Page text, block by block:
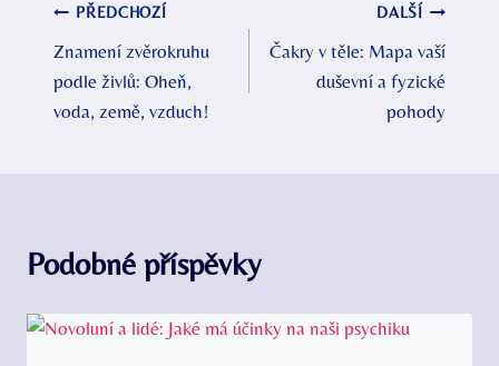
Navigace
pro
příspěvek
PŘEDCHOZÍ
Znamení zvěrokruhu
podle živlů: Oheň,
voda, země, vzduch!
DALŠÍ
Čakry v těle: Mapa vaší
duševní a fyzické
pohody
Podobné příspěvky